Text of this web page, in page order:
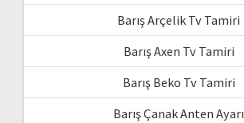
Barış Arçelik Tv Tamiri
Barış Axen Tv Tamiri
Barış Beko Tv Tamiri
Barış Çanak Anten Ayarı